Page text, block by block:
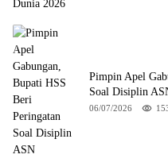
Pimpin Apel
Soal Disiplin
06/07/2026